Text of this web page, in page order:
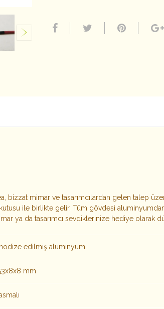
bizzat mimar ve tasarımcılardan gelen talep
kutusu ile birlikte gelir. Tüm gövdesi
ya da tasarımcı sevdiklerinize hediye olarak
edilmiş aluminyum
mm